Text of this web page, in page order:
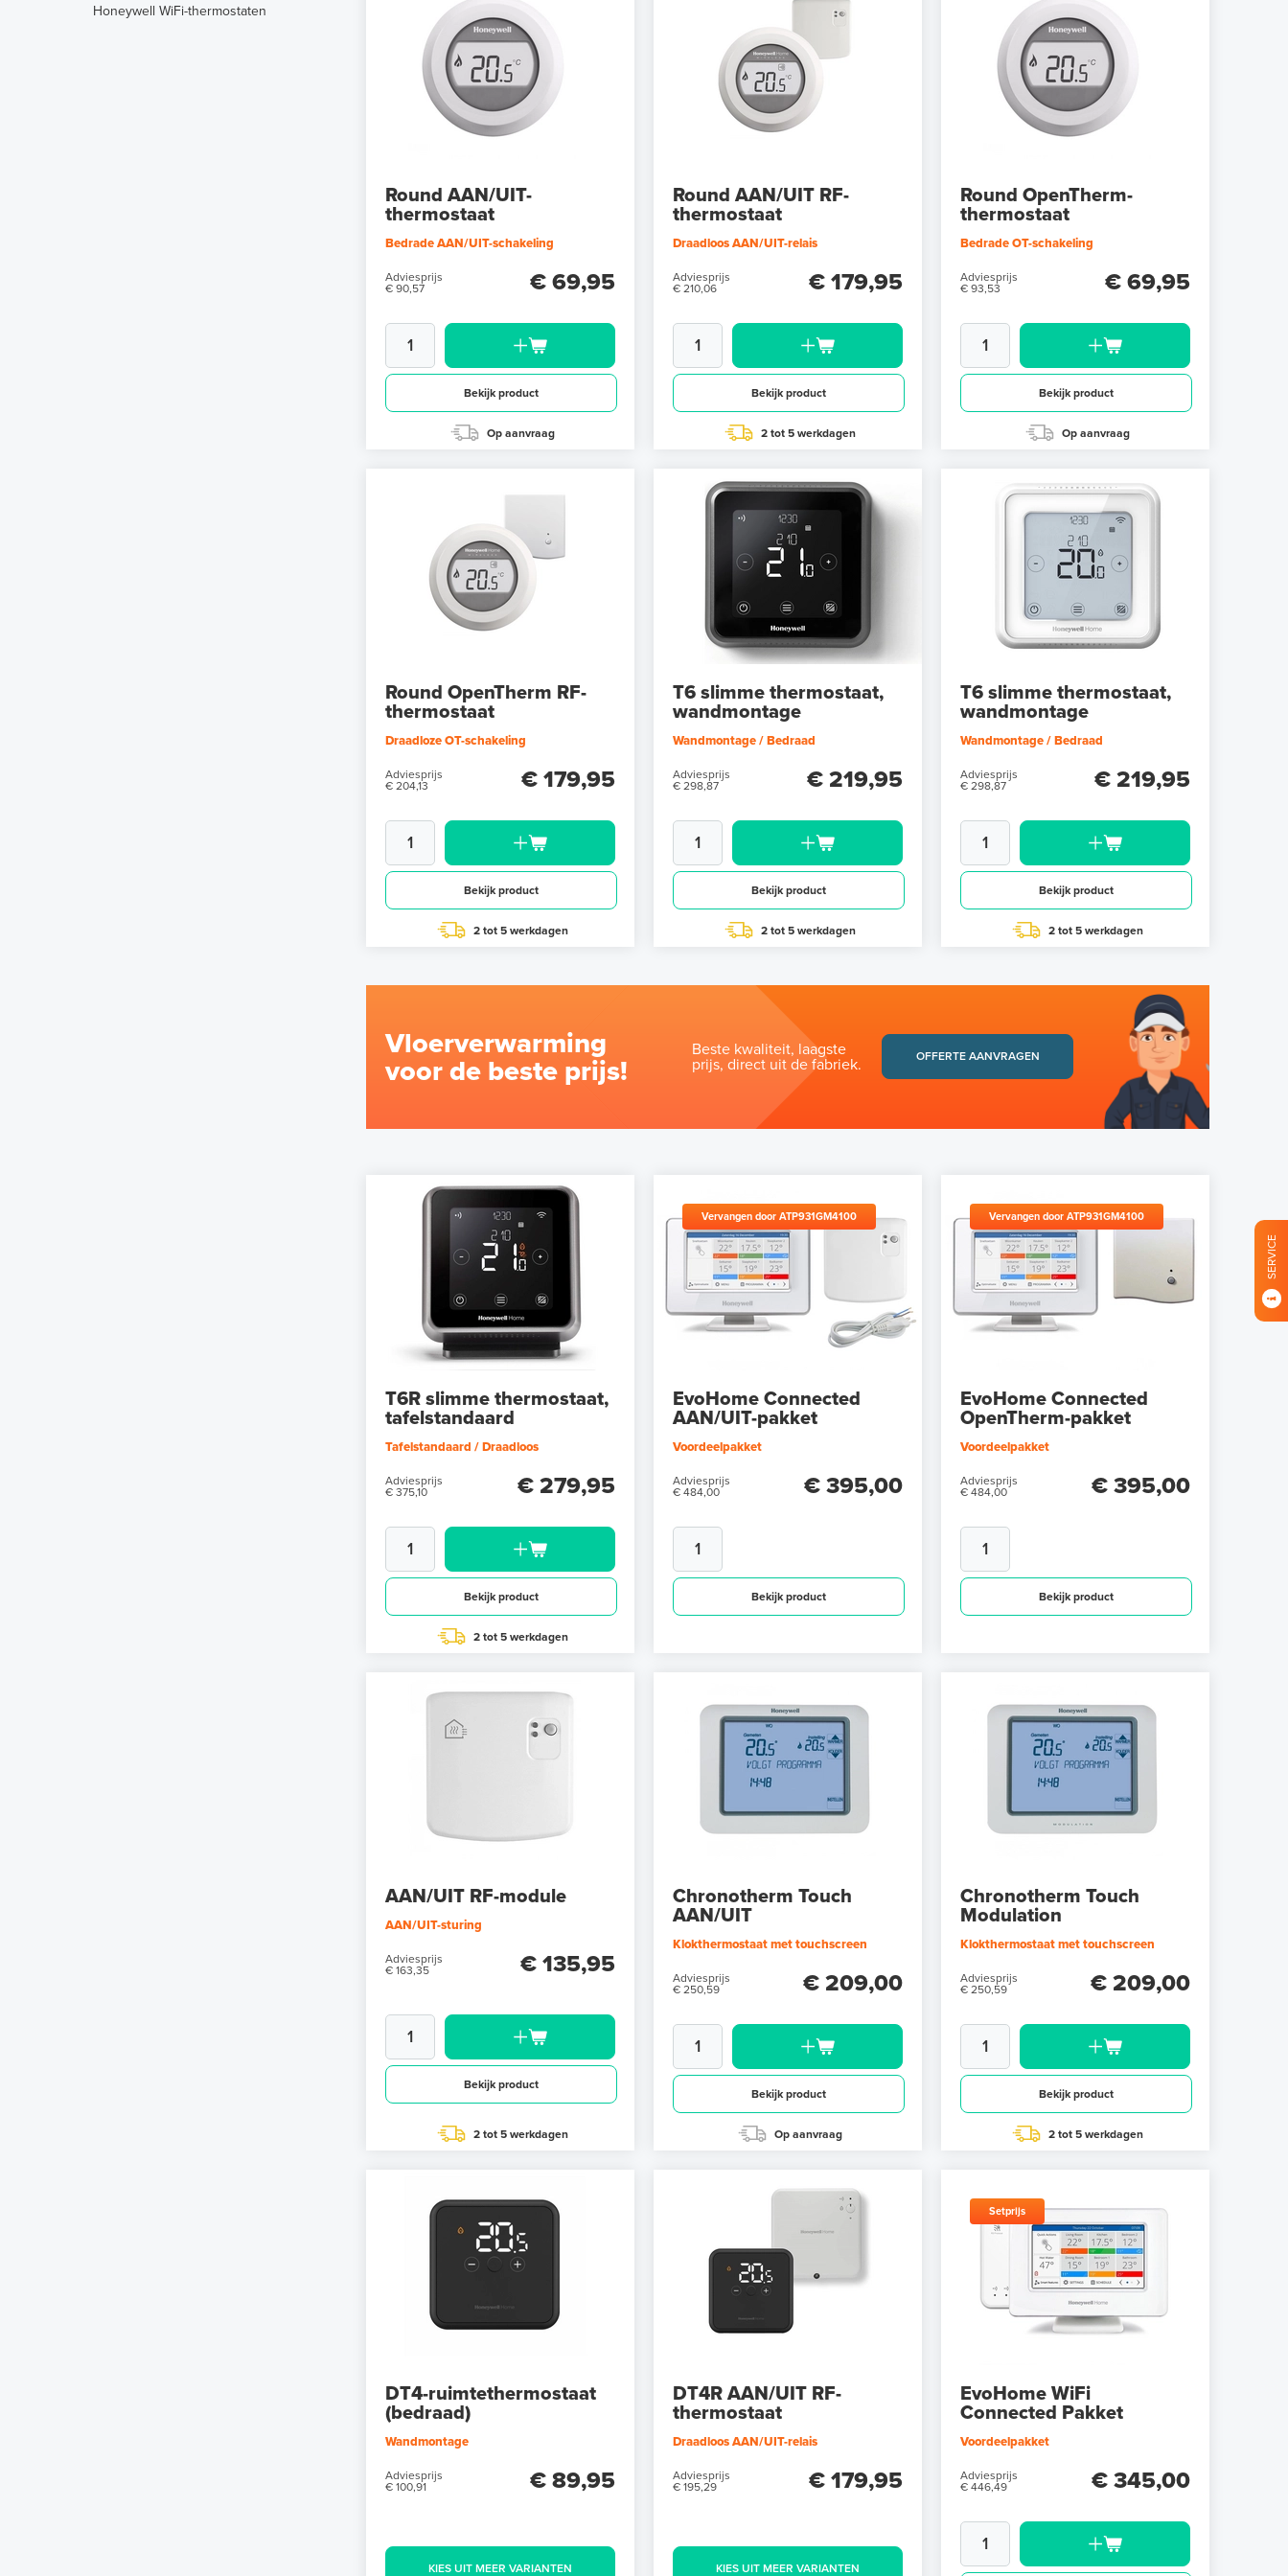
Honeywell WiFi-thermostaten
Round AAN/UIT-
thermostaat
Bedrade AAN/UIT-schakeling
Adviesprijs
€ 90,57
€ 69,95
Bekijk product
Op aanvraag
Round AAN/UIT RF-
thermostaat
Draadloos AAN/UIT-relais
Adviesprijs
€ 210,06
€ 179,95
Bekijk product
2 tot 5 werkdagen
Round OpenTherm-
thermostaat
Bedrade OT-schakeling
Adviesprijs
€ 93,53
€ 69,95
Bekijk product
Op aanvraag
Round OpenTherm RF-
thermostaat
Draadloze OT-schakeling
Adviesprijs
€ 204,13
€ 179,95
Bekijk product
2 tot 5 werkdagen
T6 slimme thermostaat,
wandmontage
Wandmontage / Bedraad
Adviesprijs
€ 298,87
€ 219,95
Bekijk product
2 tot 5 werkdagen
T6 slimme thermostaat,
wandmontage
Wandmontage / Bedraad
Adviesprijs
€ 298,87
€ 219,95
Bekijk product
2 tot 5 werkdagen
Vloerverwarming
voor de beste prijs!
Beste kwaliteit, laagste
prijs, direct uit de fabriek.
OFFERTE AANVRAGEN
T6R slimme thermostaat,
tafelstandaard
Tafelstandaard / Draadloos
Adviesprijs
€ 375,10
€ 279,95
Bekijk product
2 tot 5 werkdagen
Vervangen door ATP931GM4100
EvoHome Connected
AAN/UIT-pakket
Voordeelpakket
Adviesprijs
€ 484,00
€ 395,00
Bekijk product
Vervangen door ATP931GM4100
EvoHome Connected
OpenTherm-pakket
Voordeelpakket
Adviesprijs
€ 484,00
€ 395,00
Bekijk product
AAN/UIT RF-module
AAN/UIT-sturing
Adviesprijs
€ 163,35
€ 135,95
Bekijk product
2 tot 5 werkdagen
Chronotherm Touch
AAN/UIT
Klokthermostaat met touchscreen
Adviesprijs
€ 250,59
€ 209,00
Bekijk product
Op aanvraag
Chronotherm Touch
Modulation
Klokthermostaat met touchscreen
Adviesprijs
€ 250,59
€ 209,00
Bekijk product
2 tot 5 werkdagen
DT4-ruimtethermostaat
(bedraad)
Wandmontage
Adviesprijs
€ 100,91
€ 89,95
KIES UIT MEER VARIANTEN
DT4R AAN/UIT RF-
thermostaat
Draadloos AAN/UIT-relais
Adviesprijs
€ 195,29
€ 179,95
KIES UIT MEER VARIANTEN
Setprijs
EvoHome WiFi
Connected Pakket
Voordeelpakket
Adviesprijs
€ 446,49
€ 345,00
SERVICE